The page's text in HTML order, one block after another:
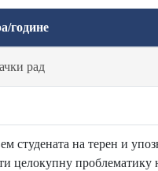
године
рад
студената на терен и
целокупну проблематику